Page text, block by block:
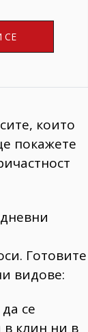
които
покажете
Готовите
видове:
се
в клин ни в